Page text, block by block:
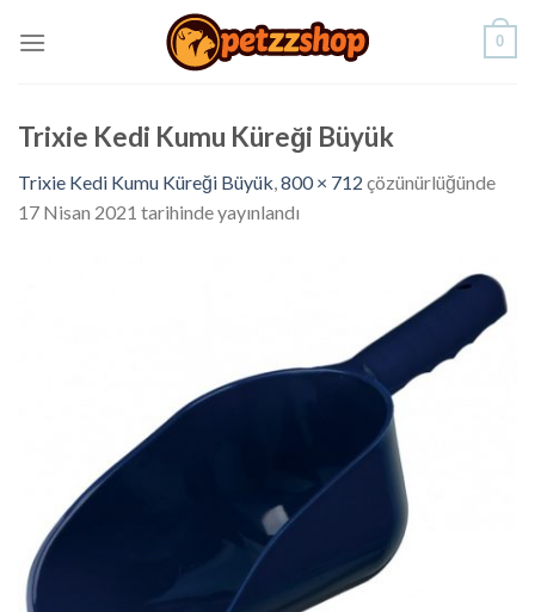
0
Trixie Kedi Kumu Küreği Büyük
Trixie Kedi Kumu Küreği Büyük,800 × 712 çözünürlüğünde
17 Nisan 2021 tarihinde yayınlandı